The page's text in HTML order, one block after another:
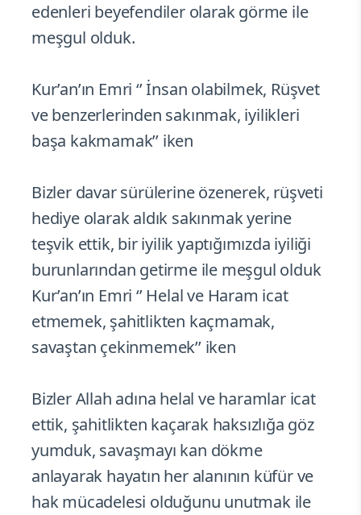
edenleri beyefendiler olarak görme ile
meşgul olduk.
Kur’an’ın Emri ‘’ İnsan olabilmek, Rüşvet
ve benzerlerinden sakınmak, iyilikleri
başa kakmamak’’ iken
Bizler davar sürülerine özenerek, rüşveti
hediye olarak aldık sakınmak yerine
teşvik ettik, bir iyilik yaptığımızda iyiliği
burunlarından getirme ile meşgul olduk
Kur’an’ın Emri ‘’ Helal ve Haram icat
etmemek, şahitlikten kaçmamak,
savaştan çekinmemek’’ iken
Bizler Allah adına helal ve haramlar icat
ettik, şahitlikten kaçarak haksızlığa göz
yumduk, savaşmayı kan dökme
anlayarak hayatın her alanının küfür ve
hak mücadelesi olduğunu unutmak ile